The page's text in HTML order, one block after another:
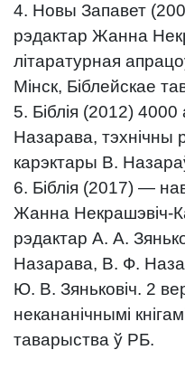
4. Новы Запавет
рэдактар Жанна
літаратурная
Мінск, Біблейскае
5. Біблія (2012)
Назарава, тэхнічны
карэктары В.
6. Біблія (2017) —
Жанна Некрашэвіч-
рэдактар А. А.
Назарава, В. Ф.
Ю. В. Зяньковіч. 2
некананічнымі
таварыства ў РБ.